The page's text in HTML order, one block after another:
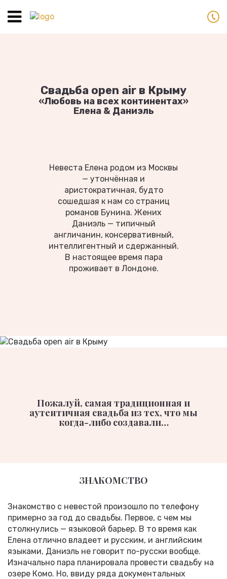
Toggle
Свадьба open air в Крыму
«Любовь на всех континентах»
Елена & Даниэль
Невеста Елена родом из Москвы
— утончённая и
аристократичная, будто
сошедшая к нам со страниц
романов Бунина. Жених
Даниэль — типичный
англичанин, консервативный,
интеллигентный и сдержанный.
В настоящее время пара
проживает в Лондоне.
Пожалуй, самая традиционная и
аутентичная свадьба из тех, что мы
когда-либо создавали…
ЗНАКОМСТВО
Знакомство с невестой произошло по телефону
примерно за год до свадьбы. Первое, с чем мы
столкнулись — языковой барьер. В то время как
Елена отлично владеет и русским, и английским
языками, Даниэль не говорит по-русски вообще.
Изначально пара планировала провести свадьбу на
озере Комо. Но, ввиду ряда документальных